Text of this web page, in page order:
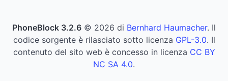
PhoneBlock 3.2.6 © 2026 di Bernhard Haumacher. Il
codice sorgente è rilasciato sotto licenza GPL-3.0. Il
contenuto del sito web è concesso in licenza CC BY
NC SA 4.0.